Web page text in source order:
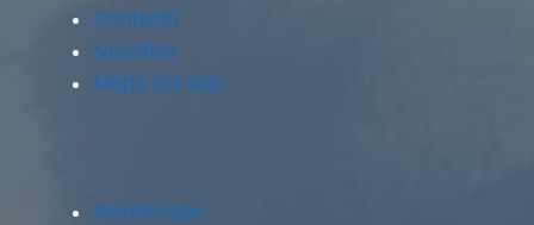
Contacto
Nosotros
Mapa del sitio
Alcobendas